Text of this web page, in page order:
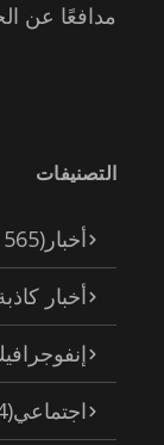
مدافعًا عن
التصنيفات
أخبار (1565)
أخبار
اجتماعي(4)